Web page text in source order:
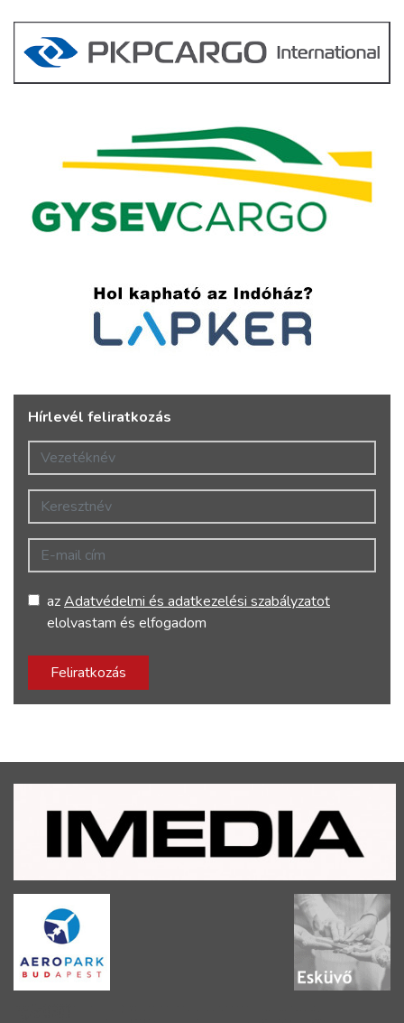
Hírlevél feliratkozás
Vezetéknév
Keresztnév
E-mail cím
azAdatvédelmi és adatkezelési szabályzatot
elolvastam és elfogadom
Feliratkozás